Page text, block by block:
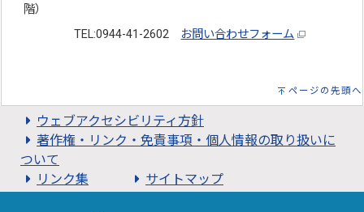
階）
TEL:0944-41-2602
お問い合わせフォーム
ページの先頭へ
ウェブアクセシビリティ方針
著作権・リンク・免責事項・個人情報の取り扱いに
ついて
リンク集
サイトマップ